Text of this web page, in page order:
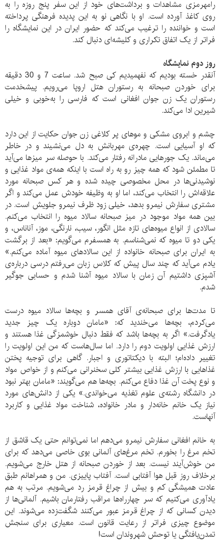
رامهرمزی مشاهدات و برداشت‌های خود از این سفر پنج روزه را به
روی کاغذ آورده است. او با نگاهی نو به این پدیده فرهنگی پرداخته
است و خواننده را ترغیب می‌کند که حضور ایران در این نمایشگاه را
فراتر از یک اتفاق تکراری و کلیشه‌ای دنبال کند.
روز دوم نمایشگاه
آنقدر خسته بودیم که نفهمیدیم کی صبح شد‌. ساعت 7 و 30 دقیقه
برای خوردن صبحانه به رستوران هتل اروپا می‌رویم‌. پیشخدمت
رستوران یک زن جوان افغانی است که فارسی را به‌خوبی و خیلی
شیرین ادا می‌کند.
چشم و ابروی مشکی و موهای پر کلاغی زن جوان حکایت از این دارد
که او آسیایی است. چهره‌ی مهربانش به دل می‌نشیند و در خاطر
می‌ماند‌. یک جورهایی مادرانه رفتار می‌کند. با حوصله سر میزها می‌آید
تا مطمئن شود که همه چیز رو به راه است با اینکه همه‌ی مواد غذایی و
نوشیدنی‌ها در محل مخصوصی چیده شده و هر کس صبحانه مورد
علاقه‌اش را انتخاب می‌کند، اما او به وظیفه خودش عمل می‌کند و اگر
مشتری سفارش نیمرو بدهد‌، خیلی زود ظرف نیمرو جلویش است. در
بین همه مواد موجود در میز صبحانه سالاد میوه را انتخاب می‌کنم‌.
سالادی از انواع میوه‌های تازه مثل انگور‌، سیب‌، نارنگی‌، موز، آناناس، و
یکی دو تا میوه که نمی‌شناسم. به همسفرم می‌گویم: «بعد از برگشت
به ایران برای صبحانه خانواده از این سالادهای میوه آماده می‌کنم.»
یادم می‌آید که چند سال پیش که کلاس زبان می‌رفتم درسی درباره‌ی
آشپزی داشتیم آن زمان با سالاد میوه آشنا شدم و حسابی جوگیر
شدم.
تا مدت‌ها برای صبحانه‌ی آقای همسر و بچه‌ها سالاد میوه درست
می‌کردم‌، بچه‌ها می‌خندید که: «مامان دوباره یک چیز جدید
یادگرفت‌.» اگر به بچه‌ها باشد که فقط دنبال خوشمز‌گی غذا هستند و
ارزش غذایی اولویت دوم را دارد. اما سال‌هاست که من این اولویت را
تغییر داده‌ام؛ البته با دیکتاتوری و اجبار‌. گاهی برای توجیه پختن
غذاهایی با ارزش غذایی بیشتر کلی سخنرانی می‌کنم و از خواص مواد
و نوع پخت آن غذا دفاع می‌کنم. بچه‌ها هم می‌گویند‌: «مامان بهتر نبود
در دانشگاه رشته‌ی علوم تغذیه می‌خواندی.» یکی از دانش‌های مورد
نیاز یک خانم خانه‌دار و مادر خانواده، شناخت مواد غذایی و کاربرد
آنهاست.
به خانم افغانی سفارش نیمرو می‌دهم اما نمی‌توانم حتی یک قاشق از
تخم مرغ را بخورم‌. تخم مرغ‌های آلمانی بوی خاصی می‌دهد که برای
من خوش‌آیند نیست. بعد از خوردن صبحانه از هتل خارج می‌شویم.
برخلاف روز قبل هوا آفتابی است‌. آفتاب پاییزی‌. من و همراهانم طبق
عادت همیشگی کم و بیش از چراغ قرمز رد می‌شویم. مرتب به هم
یادآوری می‌کنیم که سر چهارراه‌ها مراقب رفتارمان باشیم. آلمانی‌ها از
دیدن کسانی که از چراغ قرمز عبور می‌کنند شگفت‌زده می‌شوند. این
موضوع چیزی فراتر از رعایت قانون است‌. معیاری برای سنجش
تمدن‌یافتگی یا توحش شهروندان است!